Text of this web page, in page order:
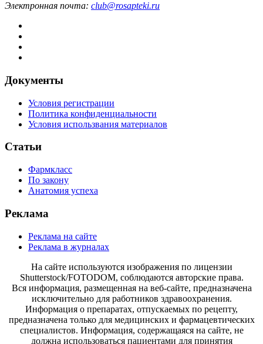
Электронная почта: club@rosapteki.ru
Документы
Условия регистрации
Политика конфиденциальности
Условия использвания материалов
Статьи
Фармкласс
По закону
Анатомия успеха
Реклама
Реклама на сайте
Реклама в журналах
На сайте используются изображения по лицензии
Shutterstock/FOTODOM, соблюдаются авторские права.
Вся информация, размещенная на веб-сайте, предназначена
исключительно для работников здравоохранения.
Информация о препаратах, отпускаемых по рецепту,
предназначена только для медицинских и фармацевтических
специалистов. Информация, содержащаяся на сайте, не
должна использоваться пациентами для принятия